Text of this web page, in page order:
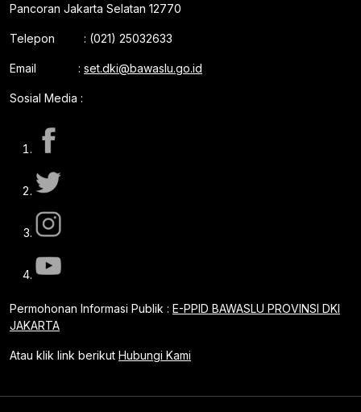
Pancoran Jakarta Selatan 12770
Telepon : (021) 25032633
Email : set.dki@bawaslu.go.id
Sosial Media :
Permohonan Informasi Publik : E-PPID BAWASLU PROVINSI DKI
JAKARTA
Atau klik link berikut Hubungi Kami